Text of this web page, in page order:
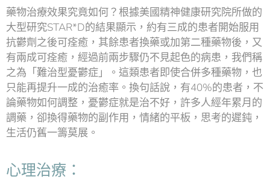
藥物治療效果究竟如何？根據美國精神健康研究院所做的
大型研究STAR*D的結果顯示，約有三成的患者開始服用
抗鬱劑之後可痊癒，其餘患者換藥或加第二種藥物後，又
有兩成可痊癒，經過前兩步驟仍不見起色的病患，我們稱
之為「難治型憂鬱症」。這類患者即使合併多種藥物，也
只能再提升一成的治癒率。換句話說，有40%的患者，不
論藥物如何調整，憂鬱症就是治不好，許多人經年累月的
調藥，卻換得藥物的副作用，情緒的平板，思考的遲鈍，
生活仍舊一籌莫展。
心理治療：